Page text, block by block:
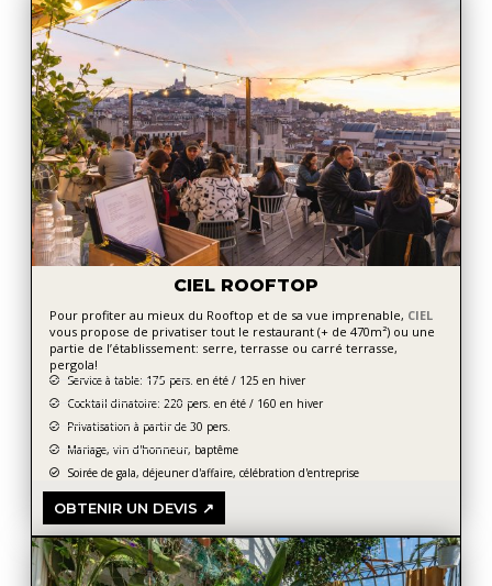
CIEL ROOFTOP
Pour profiter au mieux du Rooftop et de sa vue imprenable, CIEL
vous propose de privatiser tout le restaurant (+ de 470m²) ou une
partie de l’établissement: serre, terrasse ou carré terrasse,
pergola!
Service à table: 175 pers. en été / 125 en hiver
Cocktail dinatoire: 220 pers. en été / 160 en hiver
Privatisation à partir de 30 pers.
Mariage, vin d'honneur, baptême
Soirée de gala, déjeuner d'affaire, célébration d'entreprise
OBTENIR UN DEVIS ↗